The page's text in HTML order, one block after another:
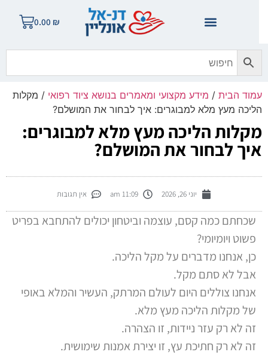
0.00
הבית/ מידע מקצועי ומאמרים בנושא ציוד רפואי/ מקלות
מעץ מלא למבוגרים: איך לבחור את המושלם?
הליכה מעץ מלא למבוגרים:
לבחור את המושלם?
יוני 26, 2026 11:09 am אין תגובות
שכחתם כמה קסם, עוצמה וביטחון יכולים להתחבא בפריט
פשוט ויומיומי?
כן, אנחנו מדברים על מקל הליכה.
אבל לא סתם מקל.
אנחנו צוללים היום לעולם המרתק, העשיר והמלא באופי
של מקלות הליכה מעץ מלא.
זה לא רק עזר ניידות, זו הצהרה.
זה לא רק חתיכת עץ, זו יצירת אמנות שימושית.